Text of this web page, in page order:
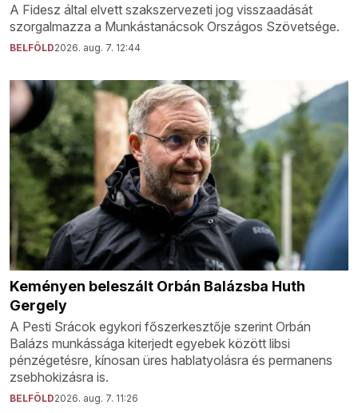
A Fidesz által elvett szakszervezeti jog visszaadását
szorgalmazza a Munkástanácsok Országos Szövetsége.
BELFÖLD2026. aug. 7. 12:44
Keményen beleszált Orbán Balázsba Huth
Gergely
A Pesti Srácok egykori főszerkesztője szerint Orbán
Balázs munkássága kiterjedt egyebek között libsi
pénzégetésre, kínosan üres hablatyolásra és permanens
zsebhokizásra is.
BELFÖLD2026. aug. 7. 11:26